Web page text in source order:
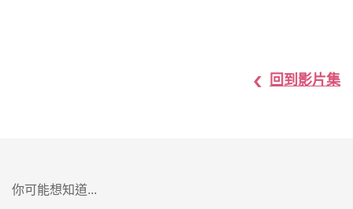
回到影片集
你可能想知道...